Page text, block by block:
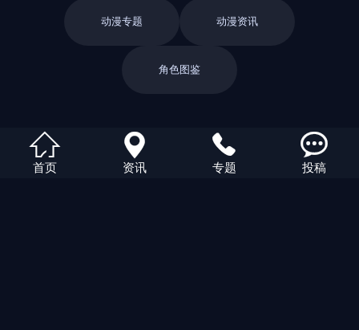
返回栏目
动漫专题 动漫资讯
角色图鉴

首页

资讯

专题

投稿